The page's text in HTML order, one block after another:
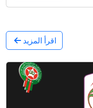
اقرأ المزيد